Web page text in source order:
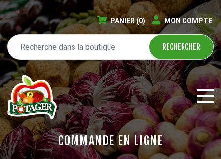
PANIER(0) MON COMPTE
COMMANDE EN LIGNE